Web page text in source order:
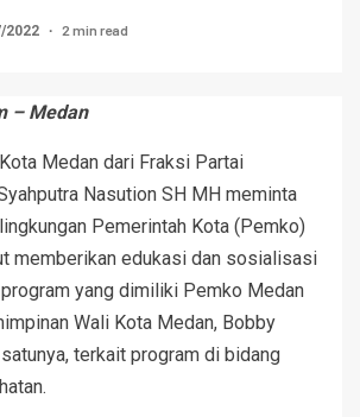
2022 2 min read
– Medan
Medan dari Fraksi Partai
Nasution SH MH meminta
Pemerintah Kota (Pemko)
memberikan edukasi dan sosialisasi
yang dimiliki Pemko Medan
Wali Kota Medan, Bobby
terkait program di bidang